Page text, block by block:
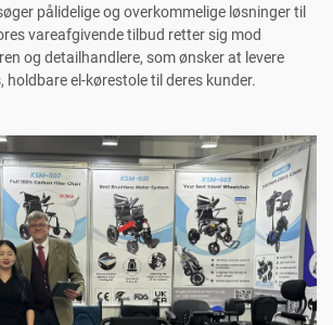
pålidelige og overkommelige løsninger til
vareafgivende tilbud retter sig mod
og detailhandlere, som ønsker at levere
holdbare el-kørestole til deres kunder.